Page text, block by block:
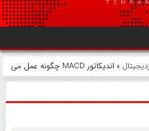
» اندیکاتور MACD چگونه عمل می